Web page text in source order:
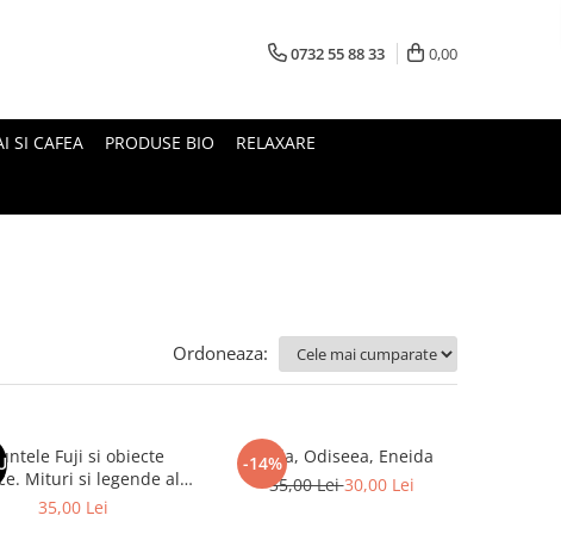
0732 55 88 33 0,00
SI CAFEA PRODUSE BIO RELAXARE
Ordoneaza:
Fuji si obiecte
ale
Japoniei
35,00 Lei
-14%
Iliada, Odiseea, Eneida
35,00 Lei30,00 Lei